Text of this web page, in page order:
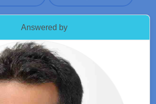
Answered by